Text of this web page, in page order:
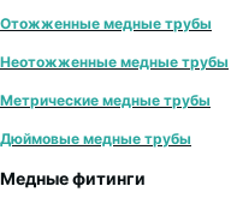
Отожженные медные трубы
Неотожженные медные трубы
Метрические медные трубы
Дюймовые медные трубы
Медные фитинги